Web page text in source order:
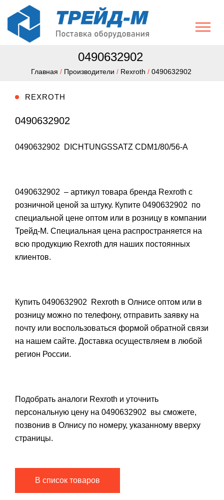
0490632902
Главная / Производители / Rexroth / 0490632902
REXROTH
0490632902
0490632902 DICHTUNGSSATZ CDM1/80/56-A
0490632902 – артикул товара бренда Rexroth с
розничной ценой за штуку. Купите 0490632902 по
специальной цене оптом или в розницу в компании
Трейд-М. Специальная цена распространяется на
всю продукцию Rexroth для наших постоянных
клиентов.
Купить 0490632902 Rexroth в Олнисе оптом или в
розницу можно по телефону, отправить заявку на
почту или воспользоваться формой обратной связи
на нашем сайте. Доставка осуществляем в любой
регион России.
Подобрать аналоги Rexroth и уточнить
персональную цену на 0490632902 вы сможете,
позвонив в Олнису по номеру, указанному вверху
страницы.
В список товаров